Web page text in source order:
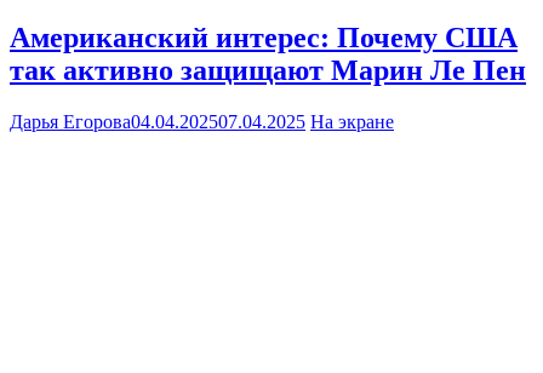
Американский интерес: Почему США
так активно защищают Марин Ле Пен
Дарья Егорова04.04.202507.04.2025 На экране